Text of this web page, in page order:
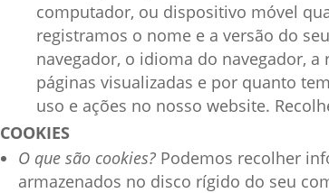
computador, ou dispositivo móvel
registramos o nome e a versão do
navegador, o idioma do navegador,
páginas visualizadas e por quanto
uso e ações no nosso website.
COOKIES
O que são cookies? Podemos recolher
armazenados no disco rígido do seu